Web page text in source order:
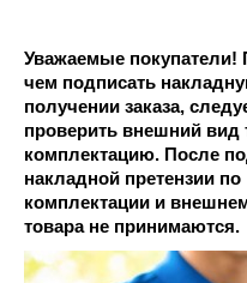
Уважаемые покупатели!
чем подписать
получении заказа,
проверить внешний вид
комплектацию. После
накладной претензии по
комплектации и
товара не принимаются.